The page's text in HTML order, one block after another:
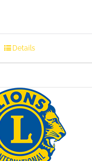
Details